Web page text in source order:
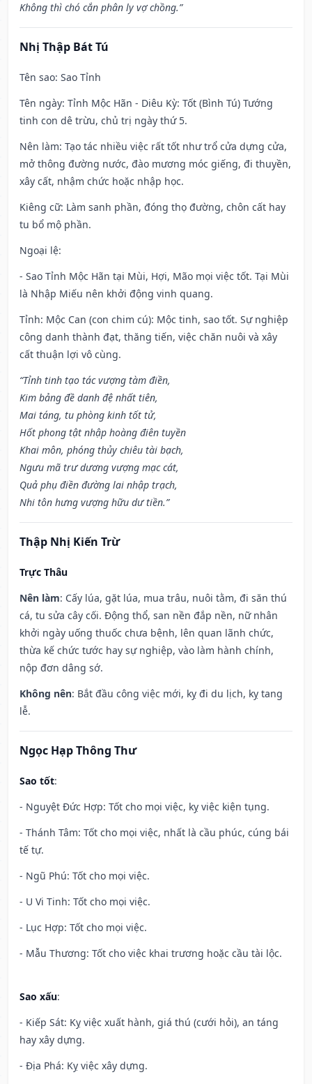
Không thì chó cắn phân ly vợ chồng.”
Nhị Thập Bát Tú
Tên sao: Sao Tỉnh
Tên ngày: Tỉnh Mộc Hãn - Diêu Kỳ: Tốt (Bình Tú) Tướng
tinh con dê trừu, chủ trị ngày thứ 5.
Nên làm: Tạo tác nhiều việc rất tốt như trổ cửa dựng cửa,
mở thông đường nước, đào mương móc giếng, đi thuyền,
xây cất, nhậm chức hoặc nhập học.
Kiêng cữ: Làm sanh phần, đóng thọ đường, chôn cất hay
tu bổ mộ phần.
Ngoại lệ:
- Sao Tỉnh Mộc Hãn tại Mùi, Hợi, Mão mọi việc tốt. Tại Mùi
là Nhập Miếu nên khởi động vinh quang.
Tỉnh: Mộc Can (con chim cú): Mộc tinh, sao tốt. Sự nghiệp
công danh thành đạt, thăng tiến, việc chăn nuôi và xây
cất thuận lợi vô cùng.
“Tỉnh tinh tạo tác vượng tàm điền,
Kim bảng đề danh đệ nhất tiên,
Mai táng, tu phòng kinh tốt tử,
Hốt phong tật nhập hoàng điên tuyền
Khai môn, phóng thủy chiêu tài bạch,
Ngưu mã trư dương vượng mạc cát,
Quả phụ điền đường lai nhập trạch,
Nhi tôn hưng vượng hữu dư tiền.”
Thập Nhị Kiến Trừ
Trực Thâu
Nên làm: Cấy lúa, gặt lúa, mua trâu, nuôi tằm, đi săn thú
cá, tu sửa cây cối. Động thổ, san nền đắp nền, nữ nhân
khởi ngày uống thuốc chưa bệnh, lên quan lãnh chức,
thừa kế chức tước hay sự nghiệp, vào làm hành chính,
nộp đơn dâng sớ.
Không nên: Bắt đầu công việc mới, kỵ đi du lịch, kỵ tang
lễ.
Ngọc Hạp Thông Thư
Sao tốt:
- Nguyệt Đức Hợp: Tốt cho mọi việc, kỵ việc kiện tụng.
- Thánh Tâm: Tốt cho mọi việc, nhất là cầu phúc, cúng bái
tế tự.
- Ngũ Phú: Tốt cho mọi việc.
- U Vi Tinh: Tốt cho mọi việc.
- Lục Hợp: Tốt cho mọi việc.
- Mẫu Thương: Tốt cho việc khai trương hoặc cầu tài lộc.
Sao xấu:
- Kiếp Sát: Kỵ việc xuất hành, giá thú (cưới hỏi), an táng
hay xây dựng.
- Địa Phá: Kỵ việc xây dựng.